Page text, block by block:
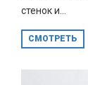
стенок и...
СМОТРЕТЬ